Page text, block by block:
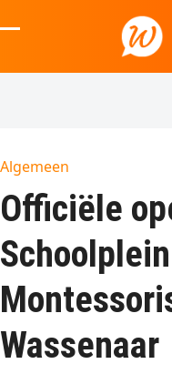
to
mobile
mobile
Algemeen
Officiële
Schoolplein
Wassenaar